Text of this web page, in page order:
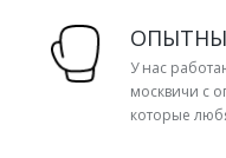
У нас
москвичи с
которые